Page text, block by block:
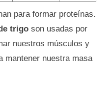
para formar proteínas.
trigo son usadas por
nuestros músculos y
mantener nuestra masa